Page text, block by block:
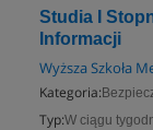
Studia I
Informacji
Wyższa Szkoła
Kategoria:
Typ:W ciągu